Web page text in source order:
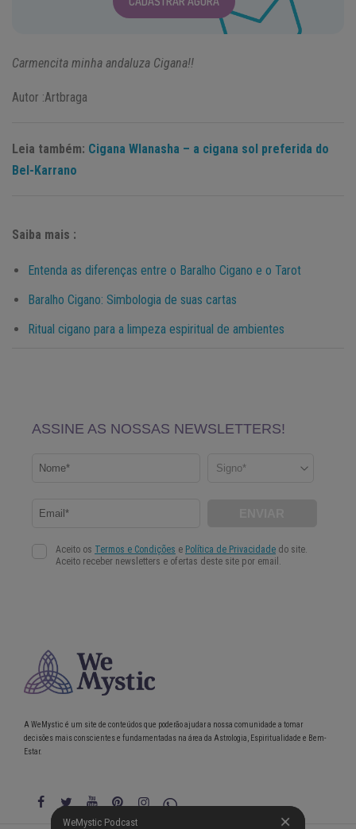
Carmencita minha andaluza Cigana!!
Autor :Artbraga
Leia também: Cigana Wlanasha – a cigana sol preferida do
Bel-Karrano
Saiba mais :
Entenda as diferenças entre o Baralho Cigano e o Tarot
Baralho Cigano: Simbologia de suas cartas
Ritual cigano para a limpeza espiritual de ambientes
WeMystic Podcast
A WeMystic é um site de conteúdos que poderão ajudar a nossa comunidade a tomar
decisões mais conscientes e fundamentadas na área da Astrologia, Espiritualidade e Bem-
Estar.
WeMystic Podcast